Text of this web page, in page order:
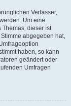
Verfasser,
Um eine
Themas; dieser ist
abgegeben hat,
haben, so kann
geändert oder
Umfragen